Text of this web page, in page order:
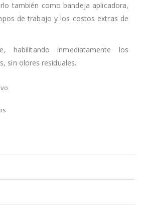
también como bandeja aplicadora,
de trabajo y los costos extras de
habilitando inmediatamente los
sin olores residuales.